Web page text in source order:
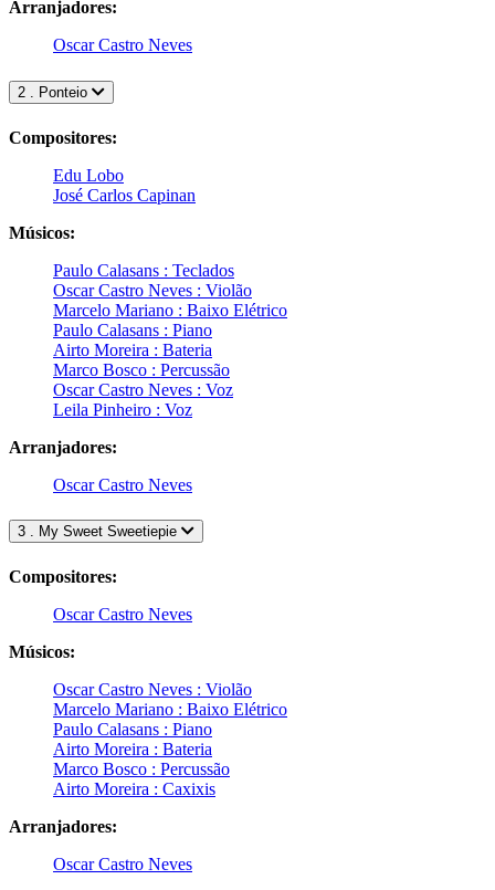
Arranjadores:
Oscar Castro Neves
2 . Ponteio
Compositores:
Edu Lobo
José Carlos Capinan
Músicos:
Paulo Calasans : Teclados
Oscar Castro Neves : Violão
Marcelo Mariano : Baixo Elétrico
Paulo Calasans : Piano
Airto Moreira : Bateria
Marco Bosco : Percussão
Oscar Castro Neves : Voz
Leila Pinheiro : Voz
Arranjadores:
Oscar Castro Neves
3 . My Sweet Sweetiepie
Compositores:
Oscar Castro Neves
Músicos:
Oscar Castro Neves : Violão
Marcelo Mariano : Baixo Elétrico
Paulo Calasans : Piano
Airto Moreira : Bateria
Marco Bosco : Percussão
Airto Moreira : Caxixis
Arranjadores:
Oscar Castro Neves